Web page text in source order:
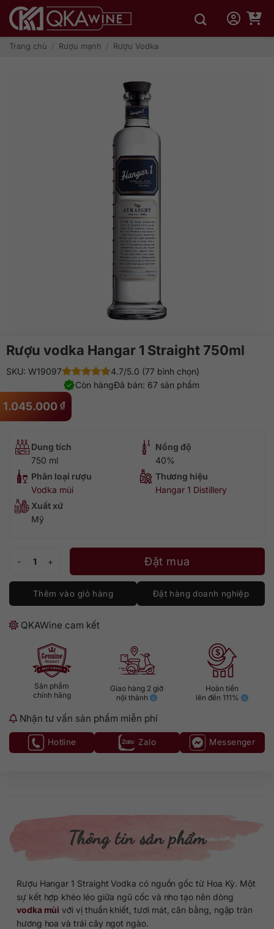
qua
dungTrang chủ / Rượu mạnh / Rượu Vodka
Rượu vodka Hangar 1 Straight 750ml
1.045.000 ₫
SKU: W19097
4.7/5.0 (77 bình chọn)
Đã bán: 67 sản phẩm
Còn hàng
Dung tích
750 ml
Nồng độ
40%
Phân loại rượu
Vodka mùi
Thương hiệu
Hangar 1 Distillery
Xuất xứ
Mỹ
Rượu vodka Hangar 1 Straight 750ml số lượng
Đặt mua
Thêm vào giỏ hàng Đặt hàng doanh nghiệp
QKAWine cam kết
Sản phẩm
chính hãng
Giao hàng 2 giờ
nội thành
Hoàn tiền
lên đến 111%
Nhận tư vấn sản phẩm miễn phí
Hotline Zalo Messenger
Thông tin sản phẩm
Rượu Hangar 1 Straight Vodka có nguồn gốc từ Hoa Kỳ. Một
sự kết hợp khéo léo giữa ngũ cốc và nho tạo nên dòng
vodka mùi với vị thuần khiết, tươi mát, cân bằng, ngập tràn
hương hoa và trái cây ngọt ngào.